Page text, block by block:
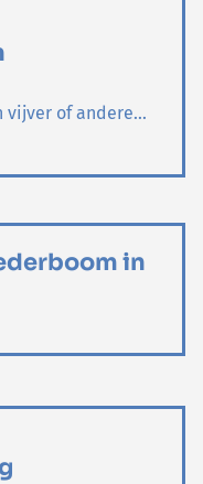
vijver of andere...
in